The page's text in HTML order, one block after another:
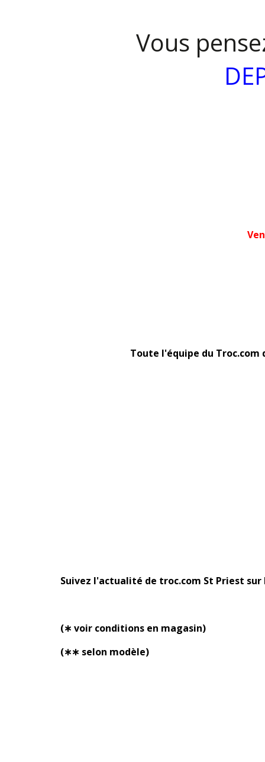
Vous
Toute l'équipe du
Suivez l'actualité de troc.com St Priest sur
(∗ voir conditions en magasin)
(∗∗ selon modèle)